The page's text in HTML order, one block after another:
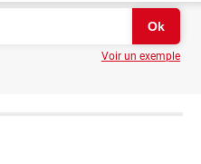
Voir un exemple